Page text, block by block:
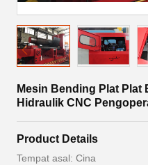
Mesin Bending Plat
Hidraulik CNC
Product Details
Tempat asal: Cina